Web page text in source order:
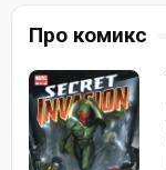
Про комикс